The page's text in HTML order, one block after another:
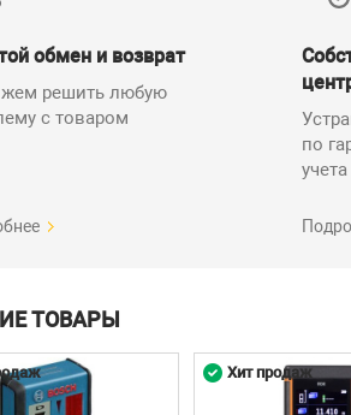
плоскость
колпачки
Bosch GIM 120 Professional
обмен и возврат
решить любую
с товаром
по
ТОВАРЫ
Хит продаж